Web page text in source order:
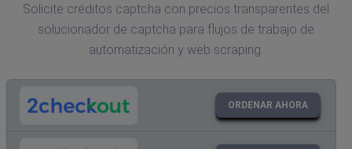
Solicite créditos captcha con precios transparentes del
solucionador de captcha para flujos de trabajo de
automatización y web scraping.
ORDENAR AHORA